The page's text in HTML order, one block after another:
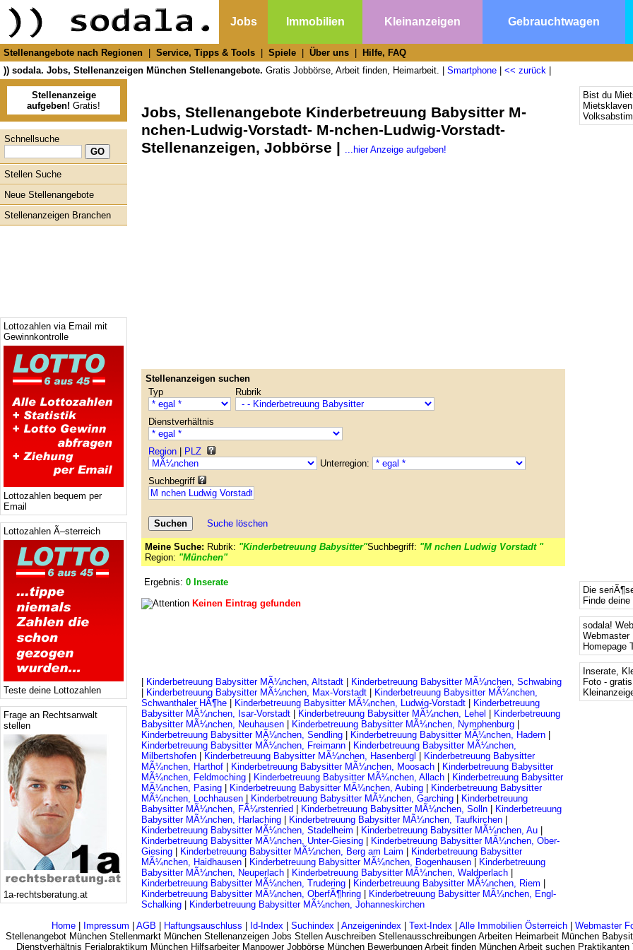
Jobs Immobilien Kleinanzeigen Gebrauchtwagen
Stellenangebote nach Regionen Service, Tipps & Tools Spiele Über uns
Hilfe, FAQ
)) sodala. Jobs, Stellenanzeigen München Stellenangebote. Gratis Jobbörse, Arbeit finden, Heimarbeit. | Smartphone << zurück
Stellenanzeige
aufgeben! Gratis!
Schnellsuche
Stellen Suche
Neue Stellenangebote
Stellenanzeigen Branchen
Lottozahlen via Email mit
Gewinnkontrolle
Lottozahlen bequem per
Email
Lottozahlen Ã–sterreich
Teste deine Lottozahlen
Frage an Rechtsanwalt
stellen
1a-rechtsberatung.at
Jobs, Stellenangebote Kinderbetreuung Babysitter M-
nchen-Ludwig-Vorstadt- M-nchen-Ludwig-Vorstadt-
Stellenanzeigen, Jobbörse | ...hier Anzeige aufgeben!
Stellenanzeigen suchen
Typ
Rubrik
Dienstverhältnis
Region
PLZ
Unterregion:
Suchbegriff
Suche löschen
Meine Suche: Rubrik: "Kinderbetreuung Babysitter"Suchbegriff: "M nchen Ludwig Vorstadt "
Region: "München"
Ergebnis: 0 Inserate
Keinen Eintrag gefunden
Kinderbetreuung Babysitter MÃ¼nchen, Altstadt
Kinderbetreuung Babysitter MÃ¼nchen, Schwabing
Kinderbetreuung Babysitter MÃ¼nchen, Max-Vorstadt
Kinderbetreuung Babysitter MÃ¼nchen,
Schwanthaler HÃ¶he
Kinderbetreuung Babysitter MÃ¼nchen, Ludwig-Vorstadt
Kinderbetreuung
Babysitter MÃ¼nchen, Isar-Vorstadt
Kinderbetreuung Babysitter MÃ¼nchen, Lehel
Kinderbetreuung
Babysitter MÃ¼nchen, Neuhausen
Kinderbetreuung Babysitter MÃ¼nchen, Nymphenburg
Kinderbetreuung Babysitter MÃ¼nchen, Sendling
Kinderbetreuung Babysitter MÃ¼nchen, Hadern
Kinderbetreuung Babysitter MÃ¼nchen, Freimann
Kinderbetreuung Babysitter MÃ¼nchen,
Milbertshofen
Kinderbetreuung Babysitter MÃ¼nchen, Hasenbergl
Kinderbetreuung Babysitter
MÃ¼nchen, Harthof
Kinderbetreuung Babysitter MÃ¼nchen, Moosach
Kinderbetreuung Babysitter
MÃ¼nchen, Feldmoching
Kinderbetreuung Babysitter MÃ¼nchen, Allach
Kinderbetreuung Babysitter
MÃ¼nchen, Pasing
Kinderbetreuung Babysitter MÃ¼nchen, Aubing
Kinderbetreuung Babysitter
MÃ¼nchen, Lochhausen
Kinderbetreuung Babysitter MÃ¼nchen, Garching
Kinderbetreuung
Babysitter MÃ¼nchen, FÃ¼rstenried
Kinderbetreuung Babysitter MÃ¼nchen, Solln
Kinderbetreuung
Babysitter MÃ¼nchen, Harlaching
Kinderbetreuung Babysitter MÃ¼nchen, Taufkirchen
Kinderbetreuung Babysitter MÃ¼nchen, Stadelheim
Kinderbetreuung Babysitter MÃ¼nchen, Au
Kinderbetreuung Babysitter MÃ¼nchen, Unter-Giesing
Kinderbetreuung Babysitter MÃ¼nchen, Ober-
Giesing
Kinderbetreuung Babysitter MÃ¼nchen, Berg am Laim
Kinderbetreuung Babysitter
MÃ¼nchen, Haidhausen
Kinderbetreuung Babysitter MÃ¼nchen, Bogenhausen
Kinderbetreuung
Babysitter MÃ¼nchen, Neuperlach
Kinderbetreuung Babysitter MÃ¼nchen, Waldperlach
Kinderbetreuung Babysitter MÃ¼nchen, Trudering
Kinderbetreuung Babysitter MÃ¼nchen, Riem
Kinderbetreuung Babysitter MÃ¼nchen, OberfÃ¶hring
Kinderbetreuung Babysitter MÃ¼nchen, Engl-
Schalking
Kinderbetreuung Babysitter MÃ¼nchen, Johanneskirchen
Bist du
Mietsklaven
Die
Finde deine
sodala!
Webmaster
Homepage
Inserate,
Foto -
Home| Impressum AGB Haftungsauschluss Id-Index| Suchindex| Anzeigenindex| Text-Index| Alle Immobilien Österreich| Webmaster
Stellenangebot München Stellenmarkt München Stellenanzeigen Jobs Stellen Auschreiben Stellenausschreibungen Arbeiten Heimarbeit München
Dienstverhältnis Ferialpraktikum München Hilfsarbeiter Manpower Jobbörse München Bewerbungen Arbeit finden München Arbeit suchen Praktikanten